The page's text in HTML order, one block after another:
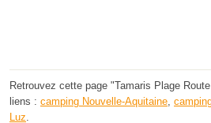
Retrouvez cette page "Tamaris Plage
liens : camping Nouvelle-Aquitaine
Luz